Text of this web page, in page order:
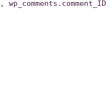
wp_comments.comment_ID